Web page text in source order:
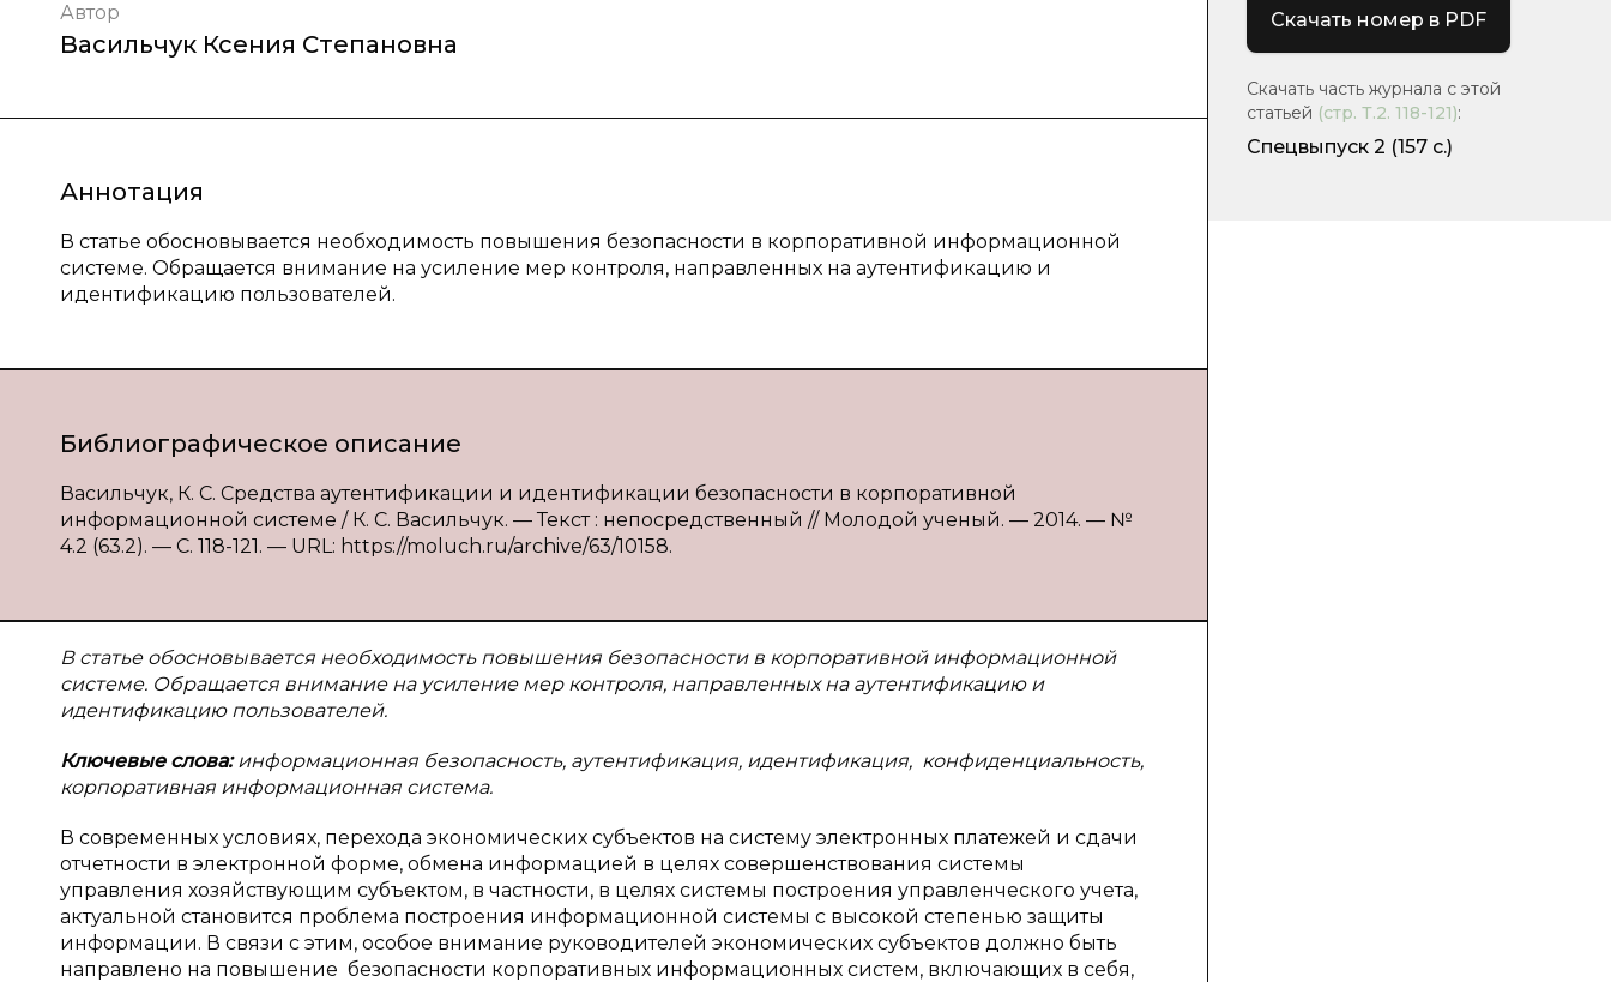
Автор
Васильчук Ксения Степановна
Аннотация
В статье обосновывается необходимость повышения безопасности в корпоративной информационной
системе. Обращается внимание на усиление мер контроля, направленных на аутентификацию и
идентификацию пользователей.
Библиографическое описание
Васильчук, К. С. Средства аутентификации и идентификации безопасности в корпоративной
информационной системе / К. С. Васильчук. — Текст : непосредственный // Молодой ученый. — 2014. — №
4.2 (63.2). — С. 118-121. — URL: https://moluch.ru/archive/63/10158.
В статье обосновывается необходимость повышения безопасности в корпоративной информационной
системе. Обращается внимание на усиление мер контроля, направленных на аутентификацию и
идентификацию пользователей.
Ключевые слова: информационная безопасность, аутентификация, идентификация, конфиденциальность,
корпоративная информационная система.
В современных условиях, перехода экономических субъектов на систему электронных платежей и сдачи
отчетности в электронной форме, обмена информацией в целях совершенствования системы
управления хозяйствующим субъектом, в частности, в целях системы построения управленческого учета,
актуальной становится проблема построения информационной системы с высокой степенью защиты
информации. В связи с этим, особое внимание руководителей экономических субъектов должно быть
направлено на повышение безопасности корпоративных информационных систем, включающих в себя,
Скачать номер в PDF
Скачать часть журнала с этой
статьей (стр. Т.2. 118-121):
Спецвыпуск 2 (157 с.)